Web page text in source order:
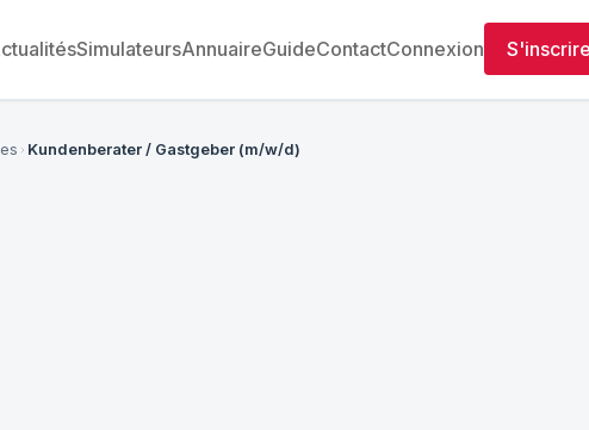
SimulateursAnnuaireGuideContactConnexion
Kundenberater / Gastgeber (m/w/d)